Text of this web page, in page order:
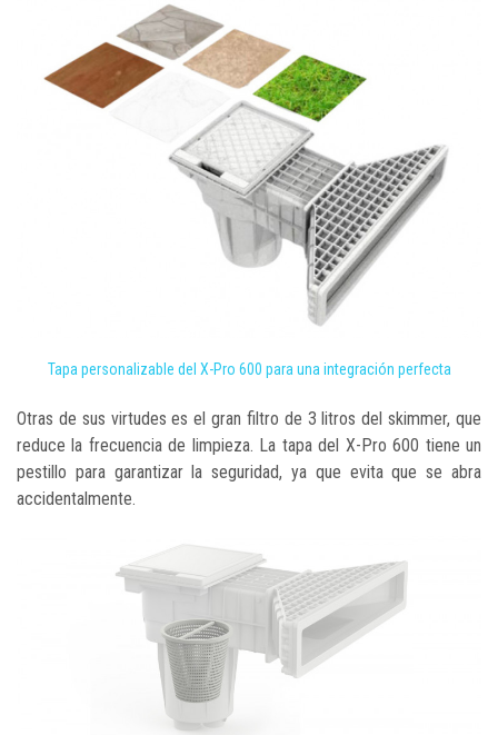
Tapa personalizable del X-Pro 600 para una integración perfecta
Otras de sus virtudes es el gran filtro de 3 litros del skimmer, que
reduce la frecuencia de limpieza. La tapa del X-Pro 600 tiene un
pestillo para garantizar la seguridad, ya que evita que se abra
accidentalmente.